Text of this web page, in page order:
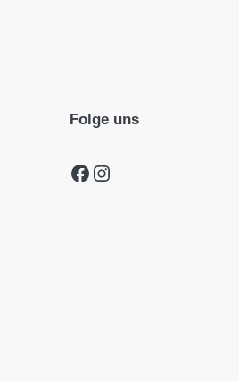
Folge uns
Facebook Instagram